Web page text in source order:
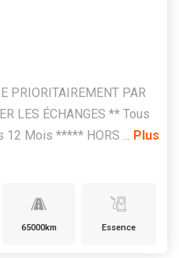
PRIORITAIREMENT PAR
LES ÉCHANGES ** Tous
Mois ***** HORS ... Plus
65000km Essence